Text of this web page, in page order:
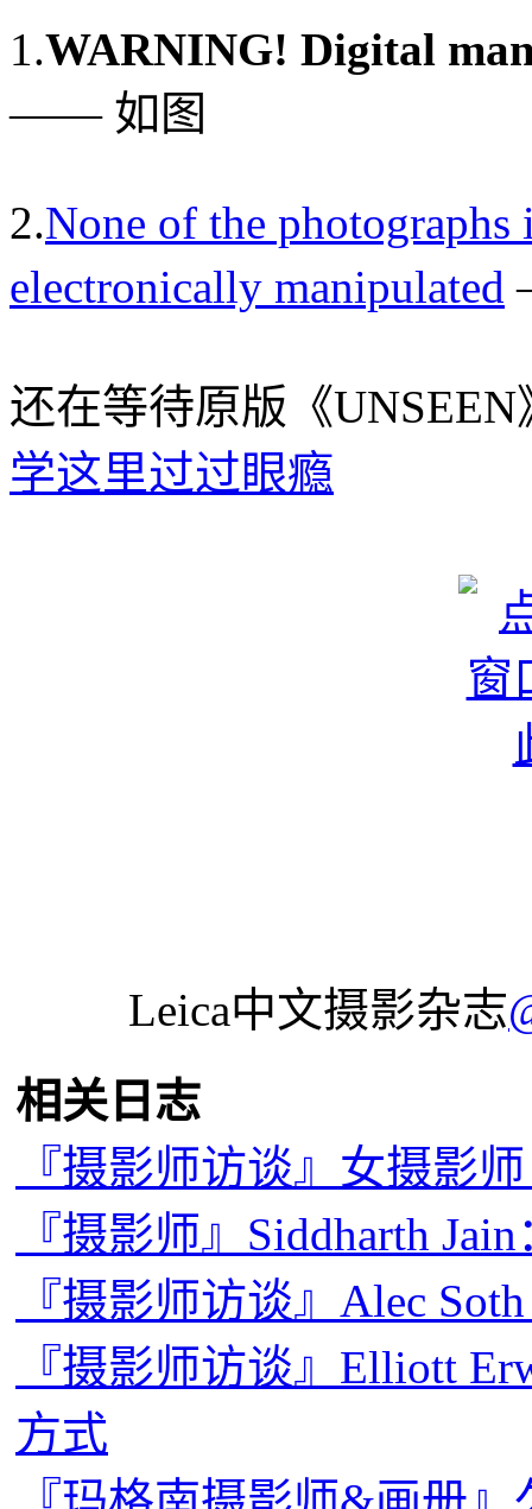
1.WARNING! Digital
—— 如图
2.None of the photographs
electronically manipulated
还在等待原版《
学这里过过眼瘾
Leica中文摄影杂志
相关日志
『摄影师访谈』女摄影
『摄影师』Siddharth
『摄影师访谈』Alec
『摄影师访谈』Elliott
方式